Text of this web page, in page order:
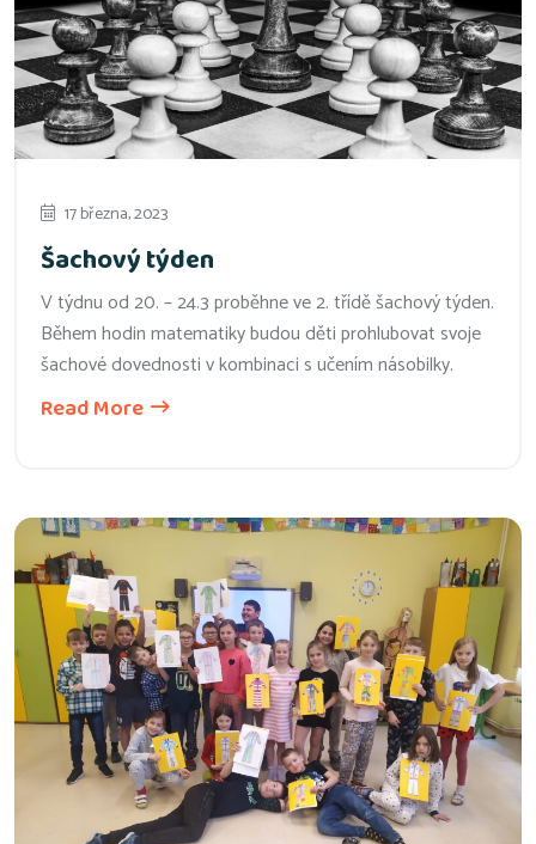
17 března, 2023
Šachový týden
V týdnu od 20. – 24.3 proběhne ve 2. třídě šachový týden.
Během hodin matematiky budou děti prohlubovat svoje
šachové dovednosti v kombinaci s učením násobilky.
Read More